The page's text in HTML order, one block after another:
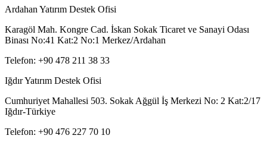
Ardahan Yatırım Destek Ofisi
Karagöl Mah. Kongre Cad. İskan Sokak Ticaret ve Sanayi Odası
Binası No:41 Kat:2 No:1 Merkez/Ardahan
Telefon: +90 478 211 38 33
Iğdır Yatırım Destek Ofisi
Cumhuriyet Mahallesi 503. Sokak Ağgül İş Merkezi No: 2 Kat:2/17
Iğdır-Türkiye
Telefon: +90 476 227 70 10